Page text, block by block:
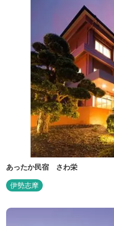
あったか民宿 さわ栄
伊勢志摩